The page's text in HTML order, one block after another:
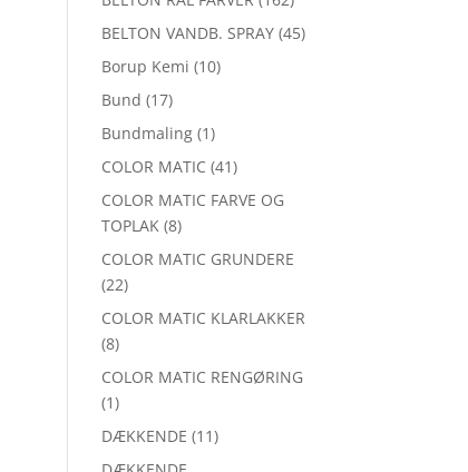
BELTON VANDB. SPRAY (45)
Borup Kemi (10)
Bund (17)
Bundmaling (1)
COLOR MATIC (41)
COLOR MATIC FARVE OG
TOPLAK (8)
COLOR MATIC GRUNDERE
(22)
COLOR MATIC KLARLAKKER
(8)
COLOR MATIC RENGØRING
(1)
DÆKKENDE (11)